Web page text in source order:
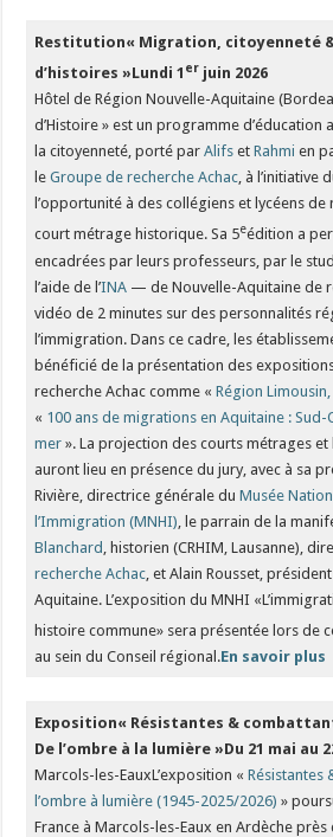
Restitution« Migration, citoyenneté
d’histoires »Lundi 1 er juin 2026
Hôtel de Région Nouvelle-Aquitaine
d’Histoire » est un programme d’éducation
la citoyenneté, porté parAlifs etRahmi en
leGroupe de recherche Achac, à l’initiative
l’opportunité à des collégiens et lycéens
court métrage historique. Sa 5eédition a
encadrées par leurs professeurs, par le
l’aide de l’INA — de Nouvelle-Aquitaine de
vidéo de 2 minutes sur des personnalités
l’immigration. Dans ce cadre, les
bénéficié de la présentation des
recherche Achac comme «Région
« 100 ans de migrations en Aquitaine :
mer ». La projection des courts métrages
auront lieu en présence du jury, avec à sa
Rivière, directrice générale duMusée
l’Immigration (MNHI) , le parrain de la
Blanchard , historien (CRHIM, Lausanne),
recherche Achac , et Alain Rousset,
Aquitaine. L’exposition du MNHI
histoire commune» sera présentée lors de
au sein du Conseil régional.En savoir plus
Exposition« Résistantes &
De l’ombre à la lumière »Du 21 mai au
Marcols-les-EauxL’exposition «Résistantes
l’ombre à lumière (1945-2025/2026) »
France à Marcols-les-Eaux en Ardèche près